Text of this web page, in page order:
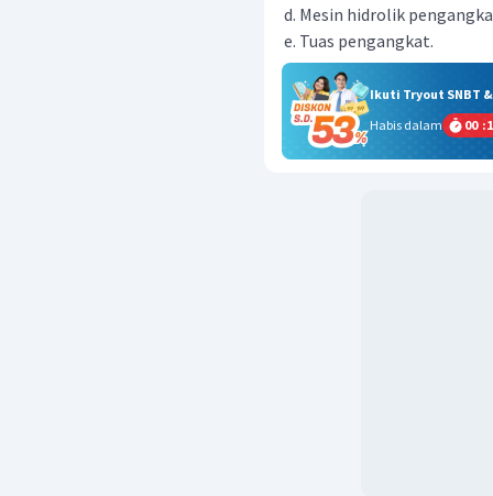
Mesin hidrolik
Tuas pengangkat.
Ikuti Tryout SNBT
Habis dalam
00 :